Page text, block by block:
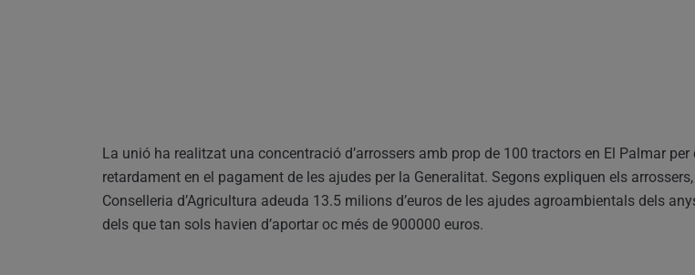
La unió ha realitzat una concentració d’arrossers amb prop de 100 tractors en El Palmar per
retardament en el pagament de les ajudes per la Generalitat. Segons expliquen els
Conselleria d’Agricultura adeuda 13.5 milions d’euros de les ajudes agroambientals dels
dels que tan sols havien d’aportar oc més de 900000 euros.